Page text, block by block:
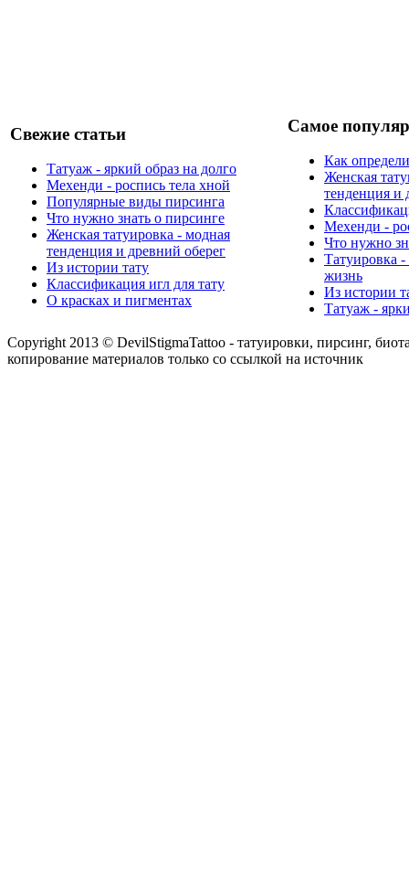
Свежие статьи
Татуаж - яркий образ на долго
Мехенди - роспись тела хной
Популярные виды пирсинга
Что нужно знать о пирсинге
Женская татуировка - модная
тенденция и древний оберег
Из истории тату
Классификация игл для тату
О красках и пигментах
Самое
Как
Женская
тенденция и
Мехенди -
Что нужно
Татуировка
жизнь
Из истории
Татуаж -
Copyright 2013 © DevilStigmaTattoo - татуировки, пирсинг,
копирование материалов только со ссылкой на источник